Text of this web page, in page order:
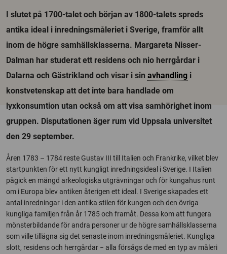
I slutet på 1700-talet och början av 1800-talets spreds
antika ideal i inredningsmåleriet i Sverige, framför allt
inom de högre samhällsklasserna. Margareta Nisser-
Dalman har studerat ett residens och nio herrgårdar i
Dalarna och Gästrikland och visar i sin avhandling i
konstvetenskap att det inte bara handlade om
lyxkonsumtion utan också om att visa samhörighet inom
gruppen. Disputationen äger rum vid Uppsala universitet
den 29 september.
Åren 1783 – 1784 reste Gustav III till Italien och Frankrike, vilket blev
startpunkten för ett nytt kungligt inredningsideal i Sverige. I Italien
pågick en mängd arkeologiska utgrävningar och för kungahus runt
om i Europa blev antiken återigen ett ideal. I Sverige skapades ett
antal inredningar i den antika stilen för kungen och den övriga
kungliga familjen från år 1785 och framåt. Dessa kom att fungera
mönsterbildande för andra personer ur de högre samhällsklasserna
som ville tillägna sig det senaste inom inredningsmåleriet. Kungliga
slott, residens och herrgårdar − alla försågs de med en typ av måleri